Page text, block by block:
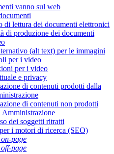
vanno sul web
di lettura dei documenti elettronici
di produzione dei documenti
(alt text) per le immagini
per i video
per i video
e privacy
di contenuti prodotti dalla
di contenuti non prodotti
Amministrazione
dei soggetti ritratti
i motori di ricerca (SEO)
on-page
off-page